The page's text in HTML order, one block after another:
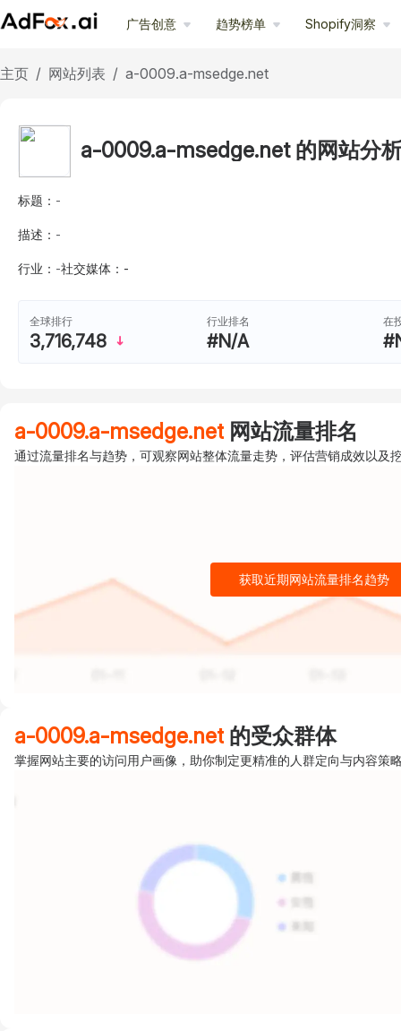
广告创意 趋势榜单 Shopify洞察
主页 / 网站列表 / a-0009.a-msedge.net
a-0009.a-msedge.net 的网站分
标题： -
描述： -
行业： -社交媒体： -
全球排行
3,716,748
行业排名
#N/A
在
a-0009.a-msedge.net 网站流量排名
通过流量排名与趋势，可观察网站整体流量走势，评估营销成效以及
获取近期网站流量排名趋势
a-0009.a-msedge.net 的受众群体
掌握网站主要的访问用户画像，助你制定更精准的人群定向与内容策